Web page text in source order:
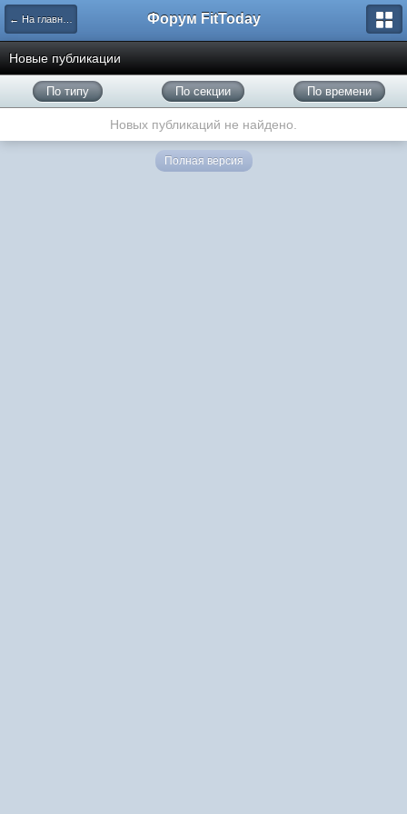
← На главную Форум FitToday
Новые публикации
По типу По секции По времени
Новых публикаций не найдено.
Полная версия